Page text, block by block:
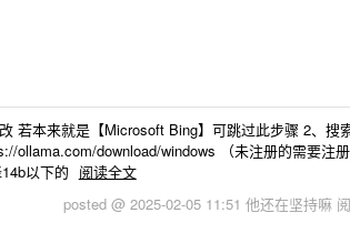
若本来就是【Microsoft Bing】可跳过此步骤 2、搜
ollama.com/download/windows （未注册的需要注
以下的 阅读全文
posted @ 2025-02-05 11:51 他还在坚持嘛